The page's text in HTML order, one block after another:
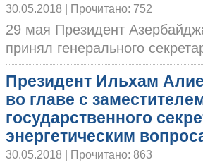
30.05.2018 | Прочитано: 752
29 мая Президент
принял генерального
Президент Ильхам
во главе с
государственного
энергетическим
30.05.2018 | Прочитано: 863